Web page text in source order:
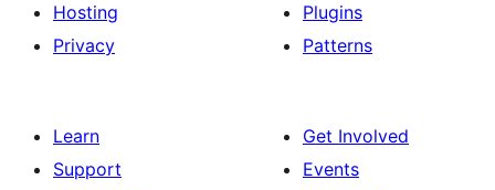
Hosting
Privacy
Plugins
Patterns
Learn
Support
Get Involved
Events